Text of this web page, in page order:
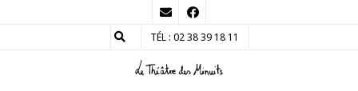
TÉL : 02 38 39 18 11